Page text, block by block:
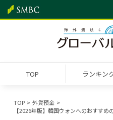
TOP ランキン
TOP
外貨預金
【2026年版】韓国ウォンへのおすすめ